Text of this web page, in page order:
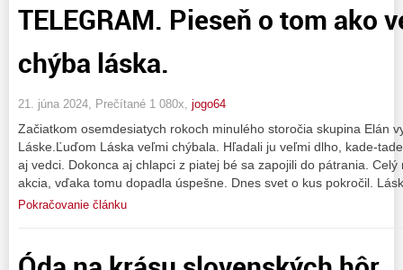
TELEGRAM. Pieseň o tom ako
chýba láska.
21. júna 2024, Prečítané 1 080x, jogo64
Začiatkom osemdesiatych rokoch minulého storočia skupina Elán
Láske.Ľuďom Láska veľmi chýbala. Hľadali ju veľmi dlho, kade-
aj vedci. Dokonca aj chlapci z piatej bé sa zapojili do pátrania.
akcia, vďaka tomu dopadla úspešne. Dnes svet o kus pokročil.
Pokračovanie článku